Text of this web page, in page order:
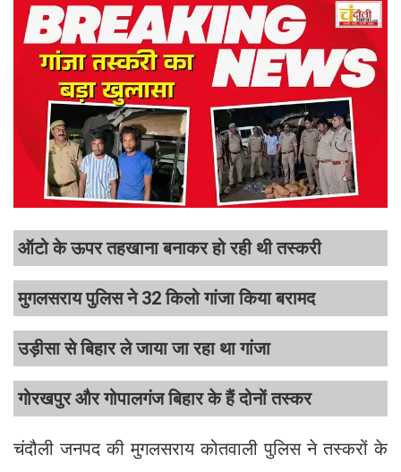
ऑटो के ऊपर तहखाना बनाकर हो रही थी तस्करी
मुगलसराय पुलिस ने 32 किलो गांजा किया बरामद
उड़ीसा से बिहार ले जाया जा रहा था गांजा
गोरखपुर और गोपालगंज बिहार के हैं दोनों तस्कर
चंदौली जनपद की मुगलसराय कोतवाली पुलिस ने तस्करों के